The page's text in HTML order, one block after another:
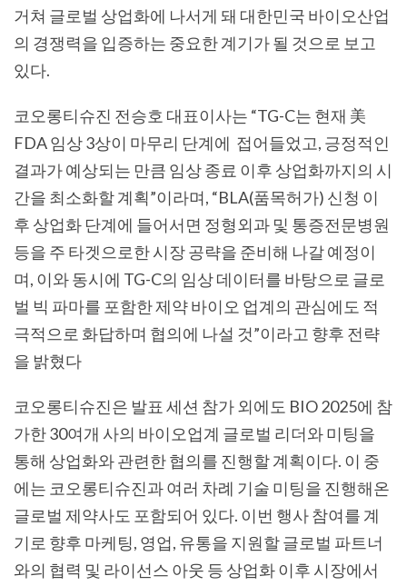
거쳐 글로벌 상업화에 나서게 돼 대한민국 바이오산업
의 경쟁력을 입증하는 중요한 계기가 될 것으로 보고
있다.
코오롱티슈진 전승호 대표이사는 “TG-C는 현재 美
FDA임상3상이 마무리 단계에 접어들었고, 긍정적인
결과가 예상되는 만큼 임상 종료 이후 상업화까지의 시
간을 최소화할 계획”이라며, “BLA(품목허가) 신청 이
후 상업화 단계에 들어서면 정형외과 및 통증전문병원
등을 주 타겟으로한 시장 공략을 준비해 나갈 예정이
며, 이와 동시에 TG-C의 임상 데이터를 바탕으로 글로
벌 빅 파마를 포함한 제약 바이오 업계의 관심에도 적
극적으로 화답하며 협의에 나설 것”이라고 향후 전략
을 밝혔다
코오롱티슈진은 발표 세션 참가 외에도 BIO 2025에 참
가한30여개 사의 바이오업계 글로벌 리더와 미팅을
통해 상업화와 관련한 협의를 진행할 계획이다. 이 중
에는 코오롱티슈진과 여러 차례 기술 미팅을 진행해온
글로벌 제약사도 포함되어 있다. 이번 행사 참여를 계
기로 향후 마케팅, 영업, 유통을 지원할 글로벌 파트너
와의 협력 및 라이선스 아웃 등 상업화 이후 시장에서